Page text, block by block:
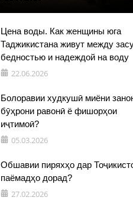
Цена воды. Как женщины юга
Таджикистана живут между
бедностью и надеждой на воду
22.06.2026
Болоравии худкушӣ миёни
бӯҳрони равонӣ ё фишорҳои
иҷтимоӣ?
05.03.2026
Обшавии пиряхҳо дар
паёмадҳо дорад?
27.02.2026